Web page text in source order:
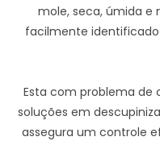
mole, seca, úmida e
facilmente
Esta com problema de
soluções em
assegura um controle